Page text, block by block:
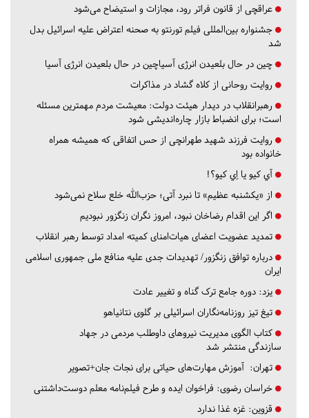
عراقچی از قانون فراتر رود، مجازات و استیضاح می‌شود
جشنواره بین‌المللی فیلم تورنتو به صحنه اعتراض علیه اسرائیل بدل
شد
چین در حال بلعیدن انرژی آسیاچین در حال بلعیدن انرژی آسیا
روایت روحانی از کلاه گشاد در مذاکرات
رهبرانقلاب در دیدار هیئت دولت: معیشت مردم مهمترین مسئله
است؛ برای انضباط بازار چاره‌اندیشی شود
روایت فرزند شهید طهرانچی از حس اتفاقی که همیشه همراه
خانواده بود
آي كيو يا اِي كيو؟!
از «یکشنبه عظیم» تا نبرد آتی؛ حزب‌الله خلع سلاح نمی‌شود
اگر این اقدام رضاخان نبود، امروز نگران زنگزور نبودیم
تمدید عضویت اعضای هیات‌امنای کمیته امداد توسط رهبر انقلاب
درباره توافق زنگزور/ تهدیدات جدی علیه منافع ملی جمهوری اسلامی
ایران
یزد: دوره جامع ترک گناه و تغییر عادت
تیغ تیز روزنامه‌نگاران اسرائیلی بر گلوی نتانیاهو
کتاب الگوی مدیریت نیروهای داوطلب مردمی در جهاد
سازندگی منتشر شد
تهران: آموزش مهارت‌های حیاتی برای نجات جان+تصویر
خراسان رضوی: فراخوان ایده و طرح فیلم‌نامه معلم دوست‌داشتنی
قزوین: غزه غذا ندارد